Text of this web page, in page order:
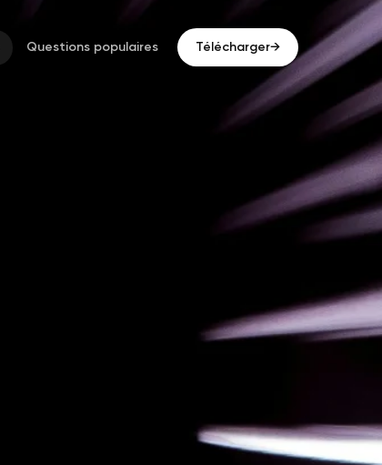
Questions populaires Télécharger→